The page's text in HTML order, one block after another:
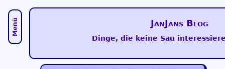
JanJans Blog
Dinge, die keine Sau
Menü